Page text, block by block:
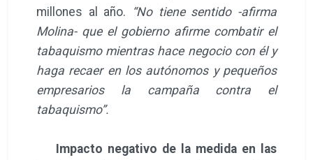
millones al año.
“No tiene sentido -afirma
Molina- que el gobierno afirme combatir el
tabaquismo mientras hace negocio con él y
haga recaer en los autónomos y pequeños
empresarios la campaña contra el
tabaquismo”.
Impacto negativo de la medida en las